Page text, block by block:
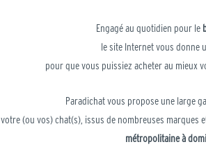
Engagé au quotidien pour le
le site Internet vous donne
pour que vous puissiez acheter au mieux
Paradichat vous propose une large
votre (ou vos) chat(s), issus de nombreuses marques
métropolitaine à